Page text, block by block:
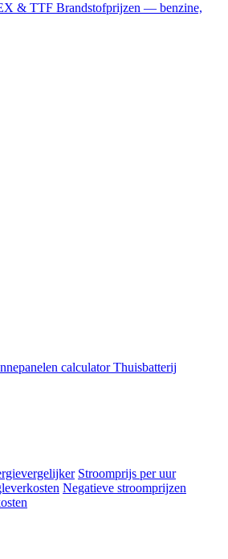
& TTF Brandstofprijzen — benzine,
calculatorThuisbatterij
Stroomprijs per uur
Negatieve stroomprijzen